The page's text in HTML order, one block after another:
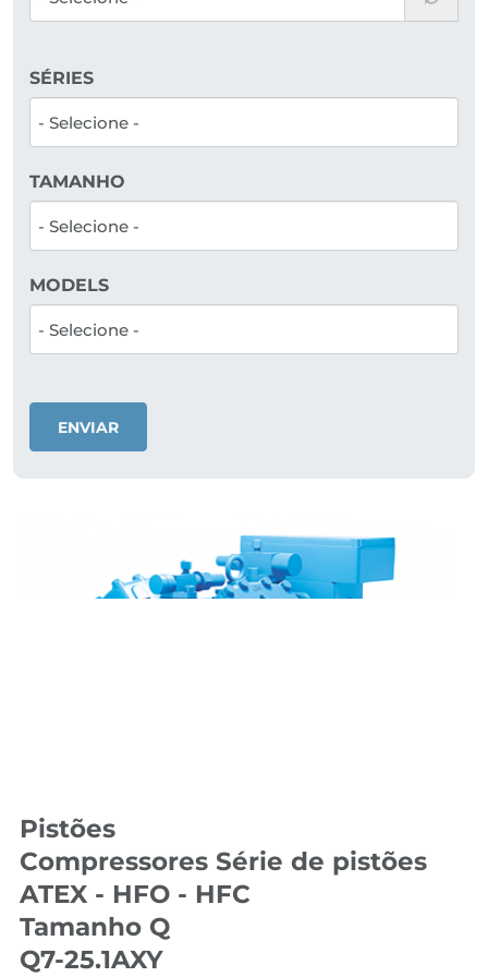
Pistões
Compressores Série de pistões
ATEX - HFO - HFC
Tamanho Q
Q7-25.1AXY
SÉRIES
TAMANHO
MODELS
ENVIAR